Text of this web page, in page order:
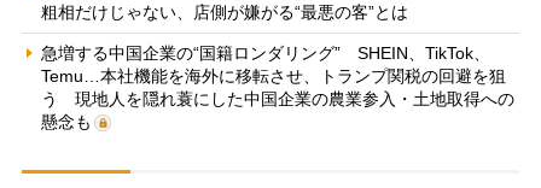
粗相だけじゃない、店側が嫌がる“最悪の客”とは
急増する中国企業の“国籍ロンダリング” SHEIN、TikTok、
Temu…本社機能を海外に移転させ、トランプ関税の回避を狙
う 現地人を隠れ蓑にした中国企業の農業参入・土地取得への
懸念も